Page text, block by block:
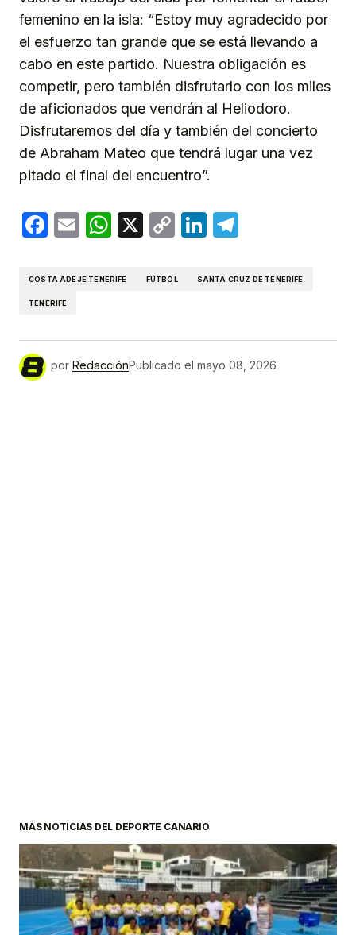
femenino en la isla: “Estoy muy agradecido por
el esfuerzo tan grande que se está llevando a
cabo en este partido. Nuestra obligación es
competir, pero también disfrutarlo con los miles
de aficionados que vendrán al Heliodoro.
Disfrutaremos del día y también del concierto
de Abraham Mateo que tendrá lugar una vez
pitado el final del encuentro”.
Facebook
EmailWhatsApp
X
CopyLinkedIn
COSTA ADEJE TENERIFE FÚTBOL SANTA CRUZ DE TENERIFE
TENERIFE
por RedacciónPublicado el mayo 08, 2026
MÁS NOTICIAS DEL DEPORTE CANARIO